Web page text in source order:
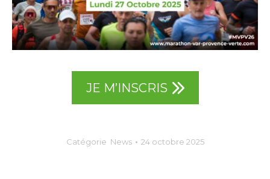
JE M’INSCRIS
Catégorie News 24 octobre 2025